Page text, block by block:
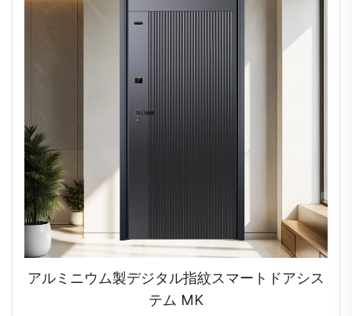
アルミニウム製デジタル指紋スマートドアシス
テム MK